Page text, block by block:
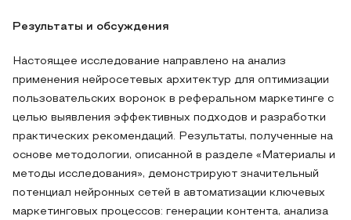
Результаты и обсуждения
Настоящее исследование направлено на анализ
применения нейросетевых архитектур для оптимизации
пользовательских воронок в реферальном маркетинге с
целью выявления эффективных подходов и разработки
практических рекомендаций. Результаты, полученные на
основе методологии, описанной в разделе «Материалы и
методы исследования», демонстрируют значительный
потенциал нейронных сетей в автоматизации ключевых
маркетинговых процессов: генерации контента, анализа